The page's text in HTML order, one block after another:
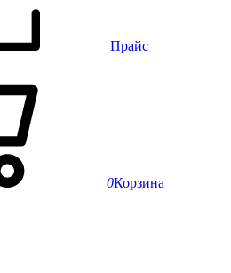
Прайс
0Корзина